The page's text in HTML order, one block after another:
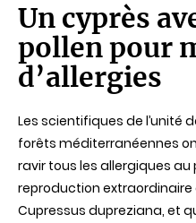
de
lecture
Un cyprès
pollen pour
d’allergies
Les scientifiques de l’unité
forêts méditerranéennes
ravir tous les allergiques au
reproduction extraordinaire
Cupressus dupreziana, et